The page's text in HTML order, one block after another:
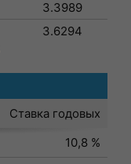
3.3989
3.6294
Ставка годовых
10,8 %